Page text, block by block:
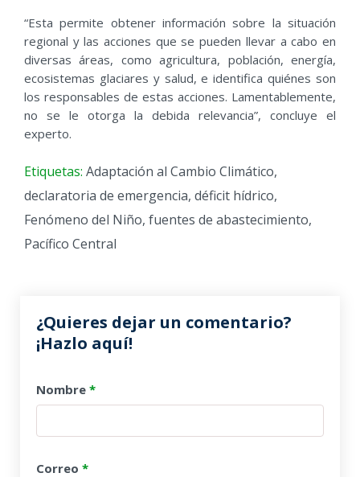
“Esta permite obtener información sobre la situación
regional y las acciones que se pueden llevar a cabo en
diversas áreas, como agricultura, población, energía,
ecosistemas glaciares y salud, e identifica quiénes son
los responsables de estas acciones. Lamentablemente,
no se le otorga la debida relevancia”, concluye el
experto.
Etiquetas: Adaptación al Cambio Climático,
declaratoria de emergencia, déficit hídrico,
Fenómeno del Niño, fuentes de abastecimiento,
Pacífico Central
¿Quieres dejar un comentario?
¡Hazlo aquí!
Nombre *
Correo *